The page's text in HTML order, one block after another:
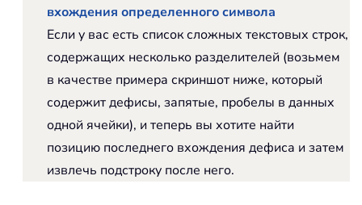
вхождения определенного символа
Если у вас есть список сложных текстовых строк,
содержащих несколько разделителей (возьмем
в качестве примера скриншот ниже, который
содержит дефисы, запятые, пробелы в данных
одной ячейки), и теперь вы хотите найти
позицию последнего вхождения дефиса и затем
извлечь подстроку после него.